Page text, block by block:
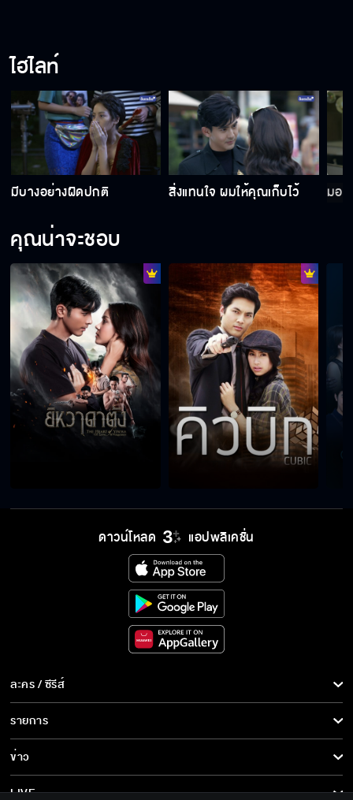
ไฮไลท์
มีบางอย่างผิดปกติ สิ่งแทนใจ ผมให้คุณเก็บไว้ มอง
คุณน่าจะชอบ
ดาวน์โหลด แอปพลิเคชั่น
ละคร / ซีรีส์
ละคร/ซีรีส์
ซีรีส์นานาชาติ
การ์ตูน & เกม
รายการ
รายการทั้งหมด
ข่าว
ข่าวทั้งหมด
LIVE